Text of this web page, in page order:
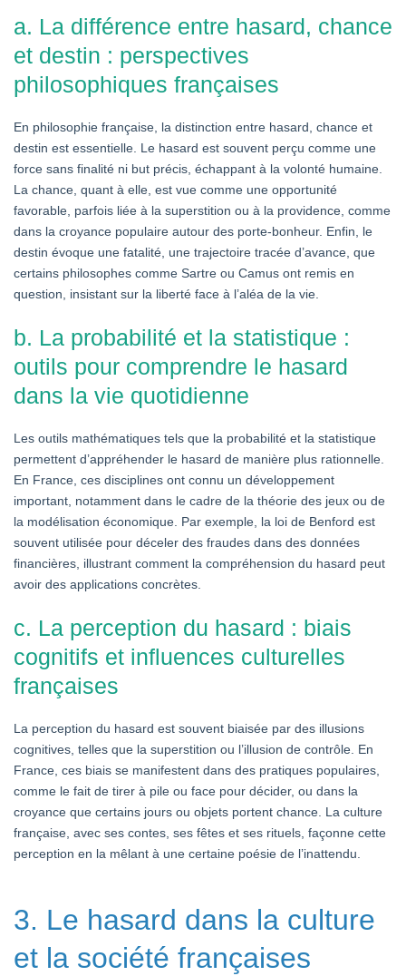
a. La différence entre hasard, chance
et destin : perspectives
philosophiques françaises
En philosophie française, la distinction entre hasard, chance et
destin est essentielle. Le hasard est souvent perçu comme une
force sans finalité ni but précis, échappant à la volonté humaine.
La chance, quant à elle, est vue comme une opportunité
favorable, parfois liée à la superstition ou à la providence, comme
dans la croyance populaire autour des porte-bonheur. Enfin, le
destin évoque une fatalité, une trajectoire tracée d’avance, que
certains philosophes comme Sartre ou Camus ont remis en
question, insistant sur la liberté face à l’aléa de la vie.
b. La probabilité et la statistique :
outils pour comprendre le hasard
dans la vie quotidienne
Les outils mathématiques tels que la probabilité et la statistique
permettent d’appréhender le hasard de manière plus rationnelle.
En France, ces disciplines ont connu un développement
important, notamment dans le cadre de la théorie des jeux ou de
la modélisation économique. Par exemple, la loi de Benford est
souvent utilisée pour déceler des fraudes dans des données
financières, illustrant comment la compréhension du hasard peut
avoir des applications concrètes.
c. La perception du hasard : biais
cognitifs et influences culturelles
françaises
La perception du hasard est souvent biaisée par des illusions
cognitives, telles que la superstition ou l’illusion de contrôle. En
France, ces biais se manifestent dans des pratiques populaires,
comme le fait de tirer à pile ou face pour décider, ou dans la
croyance que certains jours ou objets portent chance. La culture
française, avec ses contes, ses fêtes et ses rituels, façonne cette
perception en la mêlant à une certaine poésie de l’inattendu.
3. Le hasard dans la culture
et la société françaises